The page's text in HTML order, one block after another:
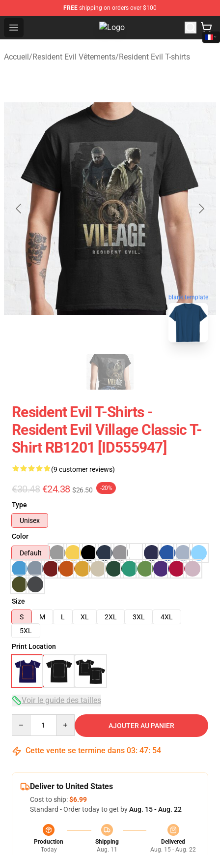
FREE shipping on orders over $100
Open menu Resident Evil Shop - Official
Accueil/Resident Evil Vêtements/Resident Evil T-shirts
blank template
Resident Evil T-Shirts -
Resident Evil Village Classic T-
Shirt RB1201 [ID555947]
(9 customer reviews)
€30.48 €24.38 $26.50 -20%
Type
Unisex
Color
Default
Size
S
M L XL 2XL 3XL
4XL
5XL
Print Location
Voir le guide des tailles
AJOUTER AU PANIER
Cette vente se termine dans 03: 47: 53
Deliver to United States
Cost to ship:$6.99
Standard - Order today to get byAug. 15 - Aug. 22
Production
Today
Shipping
Aug. 11
Delivered
Aug. 15 - Aug. 22